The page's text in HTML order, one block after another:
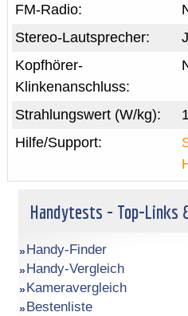
FM-Radio:
Stereo-Lautsprecher:
Kopfhörer-
Klinkenanschluss:
Strahlungswert (W/kg):
Hilfe/Support:
Handytests - Top-Links
Handy-Finder
Handy-Vergleich
Kameravergleich
Bestenliste